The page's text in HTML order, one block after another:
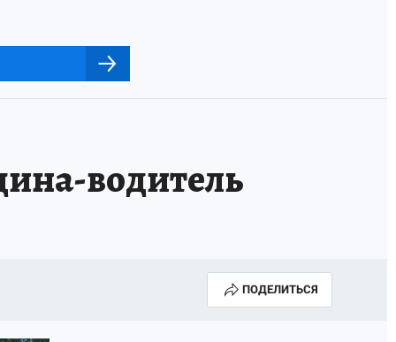
водитель
ПОДЕЛИТЬСЯ